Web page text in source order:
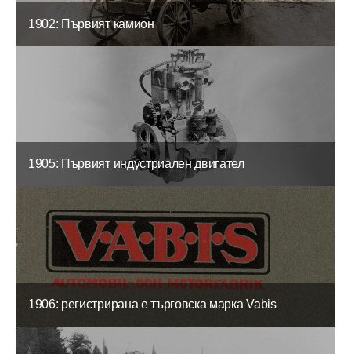
1902: Първият камион
1905: Първият индустриален двигател
1906: регистрирана е търговска марка Vabis